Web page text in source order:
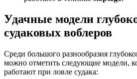
Удачные модели
судаковых воблеров
Среди большого разнообразия
можно отметить следующие модели,
работают при ловле судака: